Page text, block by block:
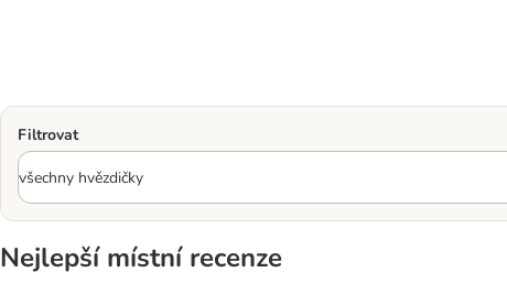
Filtrovat
Nejlepší místní recenze